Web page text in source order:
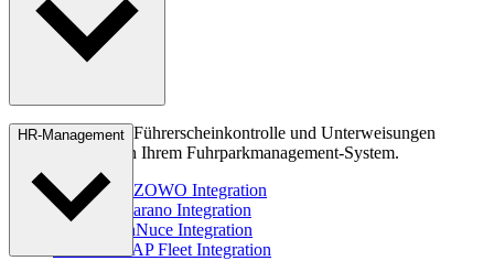
Sie verwalten die Führerscheinkontrolle und Unterweisungen
zukünftig direkt in Ihrem Fuhrparkmanagement-System.
Mehr zur AZOWO Integration
Mehr zur Carano Integration
Mehr zur InNuce Integration
Mehr zur SAP Fleet Integration
HR-Management